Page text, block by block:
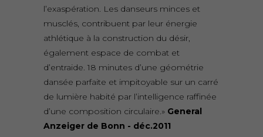
l’exaspération. Les danseurs minces et
musclés, contribuent par leur énergie
athlétique à la construction du désir,
également espace de combat et
d’entraide. 18 minutes d’une géométrie
dansée parfaite et impitoyable sur un carré
de lumière habité par l’intelligence raffinée
d’une composition circulaire.» General
Anzeiger de Bonn - déc.2011